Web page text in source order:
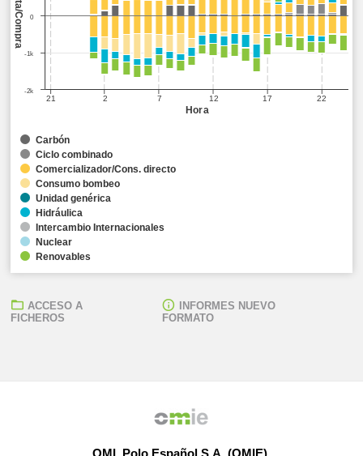
Hora
Venta/Compra
21 2 7 12 17 22
-2k
-1k
0
Carbón
Ciclo combinado
Comercializador/Cons. directo
Consumo bombeo
Unidad genérica
Hidráulica
Intercambio Internacionales
Nuclear
Renovables
ACCESO A
FICHEROS
INFORMES NUEVO
FORMATO
OMI, Polo Español S.A. (OMIE)